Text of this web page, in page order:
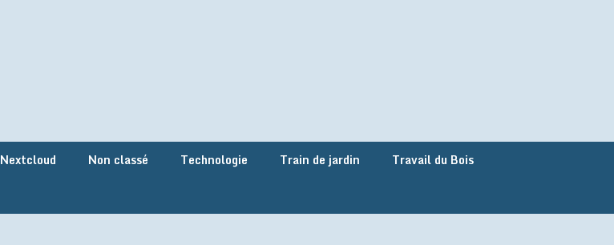
Nextcloud Non classé Technologie Train de jardin
Travail du Bois